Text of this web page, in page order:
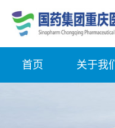
首页 关于我们